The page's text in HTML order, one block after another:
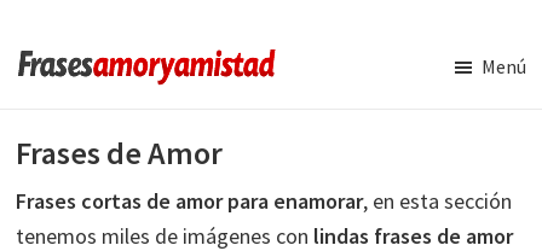
lateral
principal
y
Amistad
Menú
Frases de Amor
Frases cortas de amor para enamorar, en esta sección
tenemos miles de imágenes con lindas frases de amor